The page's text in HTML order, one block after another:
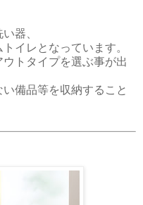
器、
イレとなっています。
トタイプを選ぶ事が出
備品等を収納すること